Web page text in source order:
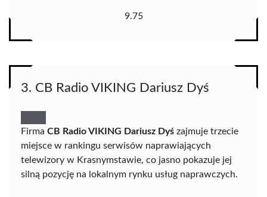
9.75
3. CB Radio VIKING Dariusz Dyś
Firma CB Radio VIKING Dariusz Dyś zajmuje trzecie
miejsce w rankingu serwisów naprawiających
telewizory w Krasnymstawie, co jasno pokazuje jej
silną pozycję na lokalnym rynku usług naprawczych.